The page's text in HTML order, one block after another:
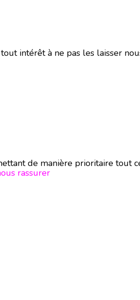
intérêt à ne pas les laisser
de manière prioritaire tout
rassurer